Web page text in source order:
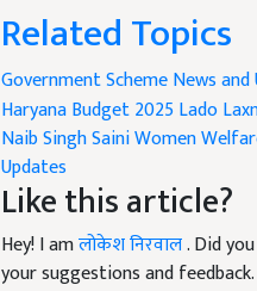
Related Topics
Government Scheme News and
Haryana Budget 2025Lado
Naib Singh SainiWomen
Updates
Like this article?
Hey! I amलोकेश निरवाल. Did
your suggestions and feedback.